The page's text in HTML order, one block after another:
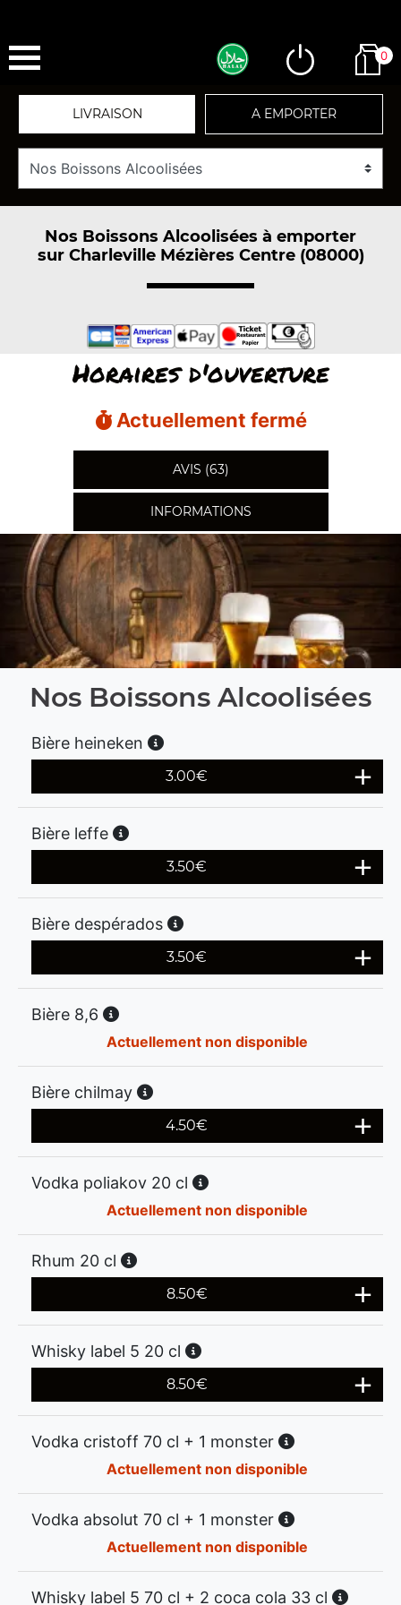
0
LIVRAISON A EMPORTER
Nos Boissons Alcoolisées à emporter
sur Charleville Mézières Centre (08000)
Horaires d'ouverture
Actuellement fermé
AVIS (63)
INFORMATIONS
Nos Boissons Alcoolisées
Bière heineken
3.00€
Bière leffe
3.50€
Bière despérados
3.50€
Bière 8,6
Actuellement non disponible
Bière chilmay
4.50€
Vodka poliakov 20 cl
Actuellement non disponible
Rhum 20 cl
8.50€
Whisky label 5 20 cl
8.50€
Vodka cristoff 70 cl + 1 monster
Actuellement non disponible
Vodka absolut 70 cl + 1 monster
Actuellement non disponible
Whisky label 5 70 cl + 2 coca cola 33 cl